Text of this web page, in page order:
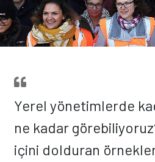
Yerel yönetimlerde
ne kadar
içini dolduran